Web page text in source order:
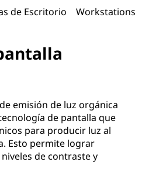
de Escritorio Workstations
emisión de luz orgánica
de pantalla que
para producir luz al
Esto permite lograr
de contraste y